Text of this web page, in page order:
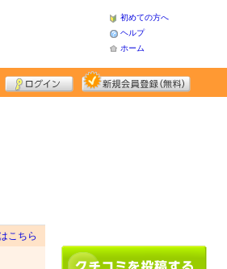
初めての方へ
ヘルプ
ホーム
こちら